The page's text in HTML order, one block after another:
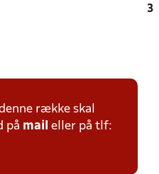
3
række skal
på mail eller på tlf: